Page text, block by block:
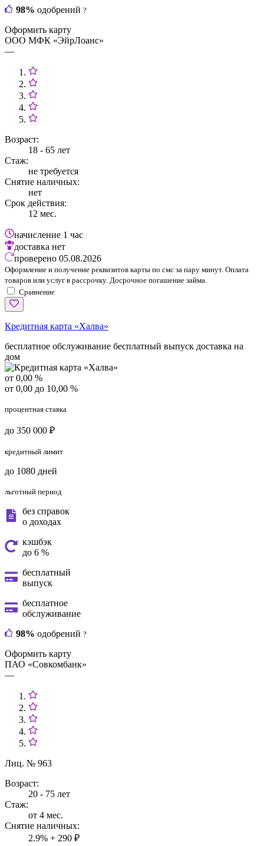
98% одобрений ?
Оформить карту
ООО МФК «ЭйрЛоанс»
—
Возраст:
18 - 65 лет
Стаж:
не требуется
Снятие наличных:
нет
Срок действия:
12 мес.
начисление 1 час
доставка нет
проверено 05.08.2026
Оформление и получение реквизитов карты по смс за пару минут. Оплата
товаров или услуг в рассрочку. Досрочное погашение займа.
Сравнение
Кредитная карта «Халва»
бесплатное обслуживание бесплатный выпуск доставка на
дом
от 0,00 %
от 0,00 до 10,00 %
процентная ставка
до 350 000 ₽
кредитный лимит
до 1080 дней
льготный период
без справок
о доходах
кэшбэк
до 6 %
бесплатный
выпуск
бесплатное
обслуживание
98% одобрений ?
Оформить карту
ПАО «Совкомбанк»
—
Лиц. № 963
Возраст:
20 - 75 лет
Стаж:
от 4 мес.
Снятие наличных:
2.9% + 290 ₽